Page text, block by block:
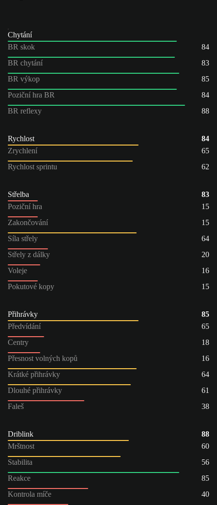
Chytání
BR skok
84
BR chytání
83
BR výkop
85
Poziční hra BR
84
BR reflexy
88
Rychlost
84
Zrychlení
65
Rychlost sprintu
62
Střelba
83
Poziční hra
15
Zakončování
15
Síla střely
64
Střely z dálky
20
Voleje
16
Pokutové kopy
15
Přihrávky
85
Předvídání
65
Centry
18
Přesnost volných kopů
16
Krátké přihrávky
64
Dlouhé přihrávky
61
Faleš
38
Driblink
88
Mrštnost
60
Stabilita
56
Reakce
85
Kontrola míče
40